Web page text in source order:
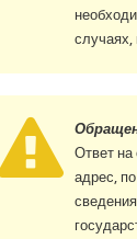
случаях,
Ответ на
адрес,